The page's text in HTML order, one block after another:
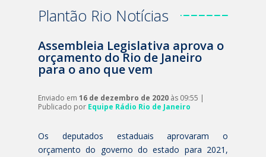
Plantão Rio Notícias
Assembleia Legislativa aprova o
orçamento do Rio de Janeiro
para o ano que vem
Enviado em 16 de dezembro de 2020 às 09:55 |
Publicado por Equipe Rádio Rio de Janeiro
Os deputados estaduais aprovaram o
orçamento do governo do estado para 2021,